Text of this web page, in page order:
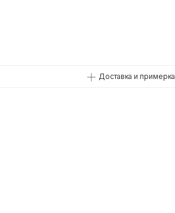
Доставка и примерка